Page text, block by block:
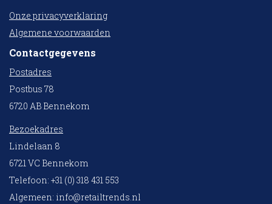
Onze privacyverklaring
Algemene voorwaarden
Contactgegevens
Postadres
Postbus 78
6720 AB Bennekom
Bezoekadres
Lindelaan 8
6721 VC Bennekom
Telefoon: +31 (0) 318 431 553
Algemeen: info@retailtrends.nl